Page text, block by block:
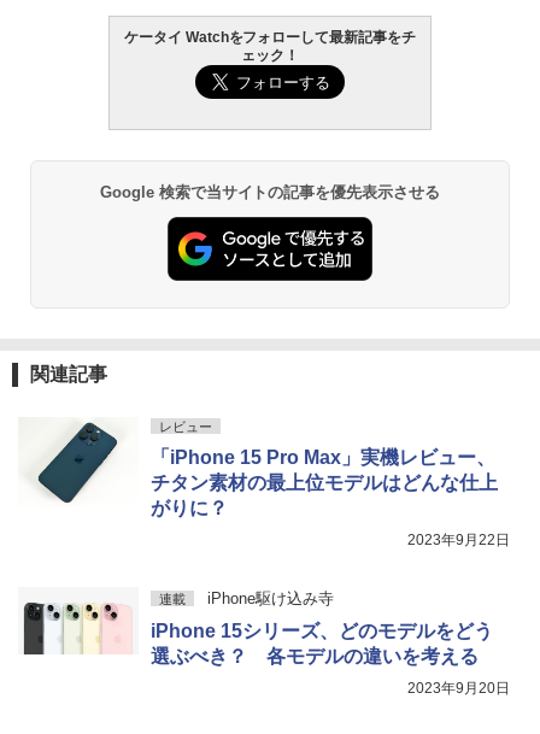
ケータイ Watchをフォローして最新記事をチ
ェック！
Google 検索で当サイトの記事を優先表示させる
関連記事
レビュー
「iPhone 15 Pro Max」実機レビュー、
チタン素材の最上位モデルはどんな仕上
がりに？
2023年9月22日
連載 iPhone駆け込み寺
iPhone 15シリーズ、どのモデルをどう
選ぶべき？ 各モデルの違いを考える
2023年9月20日